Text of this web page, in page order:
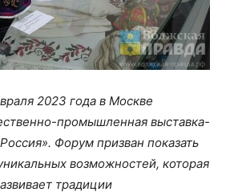
2023 года в Москве
промышленная выставка-
Форум призван показать
возможностей, которая
традиции